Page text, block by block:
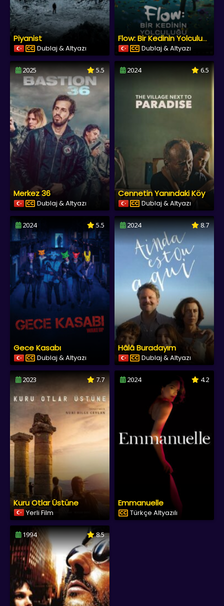
Piyanist
Dublaj & Altyazı
Flow: Bir Kedinin Yolculuğu
Dublaj & Altyazı
2025 5.5
Merkez 36
Dublaj & Altyazı
2024 6.5
Cennetin Yanındaki Köy
Dublaj & Altyazı
2024 5.5
Gece Kasabı
Dublaj & Altyazı
2024 8.7
Hâlâ Buradayım
Dublaj & Altyazı
2023 7.7
Kuru Otlar Üstüne
Yerli Film
2024 4.2
Emmanuelle
Türkçe Altyazılı
1994 8.5